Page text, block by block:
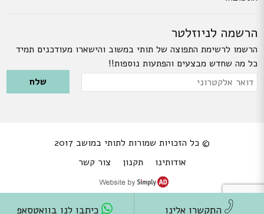
הרשמה לניוזלטר
הרשמו לרשימת התפוצה של תותי במשוב והישארו מעודכנים תמיד
כל מה שחדש מבצעים והפתעות נוספות!!
Please leave this field empty.
דואר
© כל הזכויות שמורות לתותי במושב 2017
אודותינו
תקנון צור קשר
התקשרו אלינו כיתבו לנו בוואטסאפ